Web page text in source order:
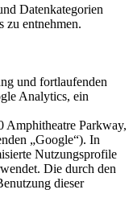
Datenkategorien
zu entnehmen.
und fortlaufenden
Analytics, ein
Amphitheatre Parkway,
„Google“). In
Nutzungsprofile
Die durch den
dieser